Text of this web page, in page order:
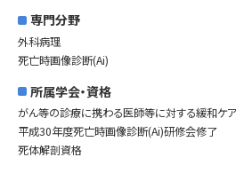
専門分野
外科病理
死亡時画像診断(Ai)
所属学会・資格
がん等の診療に携わる医師等に対する緩和ケ
平成30年度死亡時画像診断(Ai)研修会修了
死体解剖資格